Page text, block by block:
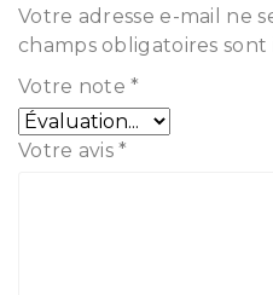
Votre adresse e-mail ne
champs obligatoires sont
Votre note*
Votre avis*